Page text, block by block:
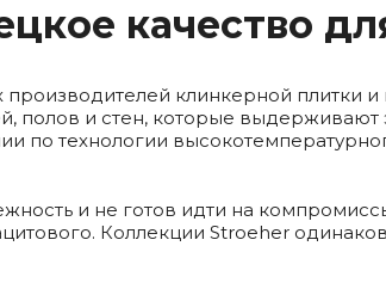
качество
клинкерной плитки
полов и стен, которые
по технологии
и не готов идти на
Коллекции Stroeher